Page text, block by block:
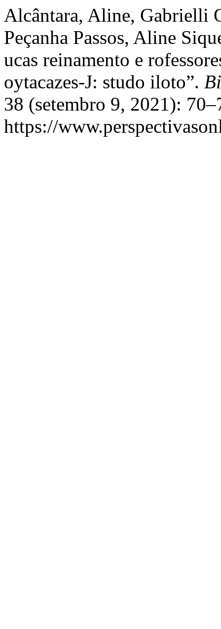
Alcântara, Aline, Gabrielli
Peçanha Passos, Aline
ucas reinamento e
oytacazes-J: studo iloto”.
38 (setembro 9, 2021):
https://